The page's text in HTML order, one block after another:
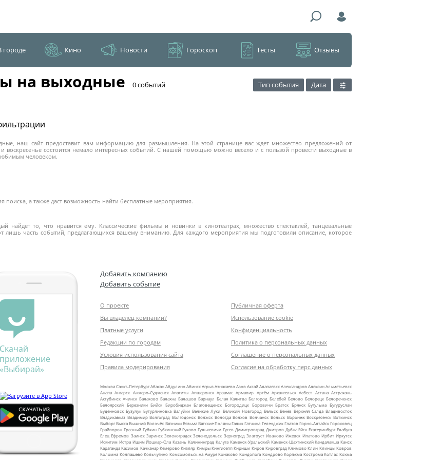
городе Кино Новости Гороскоп Тесты Отзывы
на выходные ​0 событий Тип события
Дата
наш сайт предоставит вам информацию для размышления. На этой странице вас ждет множество предложений от
состоится немало интересных событий. С нашей помощью можно весело и с пользой провести выходные в
человеком.
а также даст возможность найти бесплатные мероприятия.
найдет то, что нравится ему. Классические фильмы и новинки в кинотеатрах, множество спектаклей, танцевальные
лишь часть событий, предлагающихся вашему вниманию. Для каждого мероприятия мы подготовили описание, которое
Скачай
приложение
«Выбирай»
Добавить компанию
Добавить событие
О проекте
Вы владелец компании?
Платные услуги
Редакции по городам
Условия использования сайта
Правила модерирования
Публичная оферта
Использование cookie
Конфиденциальность
Политика о персональных данных
Соглашение о персональных данных
Согласие на обработку перс.данных
МоскваСанкт‑ПетербургАбаканАбдулиноАбинскАгрызАзнакаевоАзовАксайАлапаевскАлександровАлексинАльметьевск
Анапа Ангарск Анжеро‑Судженск Апатиты Апшеронск Арзамас Армавир Артём Архангельск Асбест Астана Астрахань
Ахтубинск Ачинск Балаково Балахна Балашов Барнаул Белая Калитва Белгород Белебей Белово Белорецк Белореченск
Белоярский Березники Бийск Биробиджан Благовещенск Богородицк Боровичи Братск Брянск Бугульма Бугуруслан
Будённовск Бузулук Бутурлиновка Валуйки Великие Луки Великий Новгород Вельск Венёв Верхняя Салда Владивосток
Владикавказ Владимир Волгоград Волгодонск Волжск Вологда Волхов Волчанск Вольск Воронеж Воскресенск Воткинск
ВыборгВыкса Вышний Волочёк Вязники Вязьма Вятские Поляны Галич Гатчина Геленджик Глазов Горно‑АлтайскГороховец
Грайворон Грозный Губкин Губкинский Гуково Гулькевичи Гусев Димитровград Дмитров Дубна Ейск Екатеринбург Елабуга
Елец Ефремов Заинск Заринск Зеленоградск Зеленодольск Зерноград Златоуст Иваново Ижевск Ипатово Ирбит Иркутск
Искитим Истра Ишим Йошкар‑Ола Казань Калининград Калуга Каменск‑Уральский Каменск‑Шахтинский Кандалакша Канск
Караганда Касимов Качканар Кемерово Кизляр Кимры Кингисепп Кириши Киров Кировград Климово Клин Клинцы Ковров
Коломна Колпашево Кольчугино Комсомольск‑на‑Амуре Конаково Кондопога Кондрово Коряжма Кострома Котлас Кохма